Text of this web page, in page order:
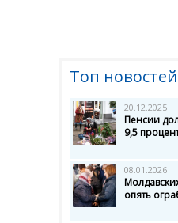
Топ новостей
20.12.2025
Пенсии
9,5
08.01.2026
опять